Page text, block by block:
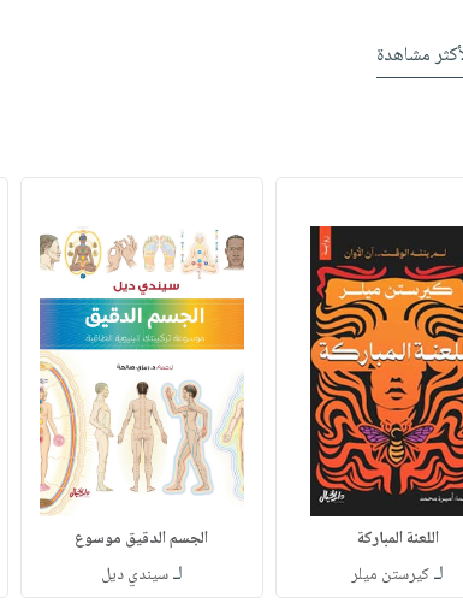
مشاهدة
اللعنة المباركة
لـكيرستن ميلر
الجسم الدقيق موسوع
لـسيندي ديل